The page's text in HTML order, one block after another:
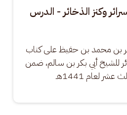
وكنز الذخائر - الدرس
بن محمد بن حفيظ على كتاب
للشيخ أبي بكر بن سالم، ضمن
لعام 1441هـ